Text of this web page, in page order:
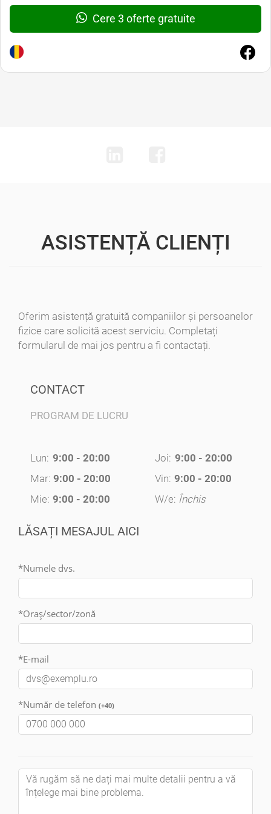
Cere 3 oferte gratuite
ASISTENȚĂ CLIENȚI
Oferim asistență gratuită companiilor și persoanelor
fizice care solicită acest serviciu. Completați
formularul de mai jos pentru a fi contactați.
CONTACT
PROGRAM DE LUCRU
Lun: 9:00 - 20:00
Mar: 9:00 - 20:00
Mie: 9:00 - 20:00
Joi: 9:00 - 20:00
Vin: 9:00 - 20:00
W/e: Închis
LĂSAȚI MESAJUL AICI
*Numele dvs.
*Oraș/sector/zonă
*E-mail
*Număr de telefon (+40)